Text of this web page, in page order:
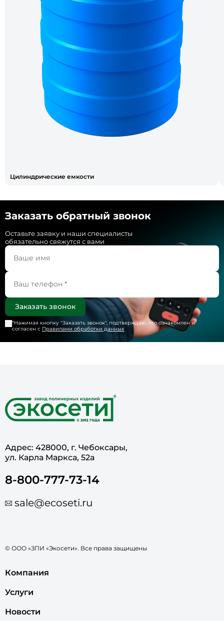
Цилиндрические емкости
Заказать обратный звонок
Оставьте заявку и наши специалисты
обязательно свяжутся с вами
*Нажимая кнопку "Заказать звонок", подтверждаю, что ознакомлен и
согласен с Правилами обработки данных
Адрес: 428000, г. Чебоксары,
ул. Карла Маркса, 52а
8-800-777-73-14
sale@ecoseti.ru
© ООО «ЗПИ «Экосети». Все права защищены
Компания
Услуги
Новости